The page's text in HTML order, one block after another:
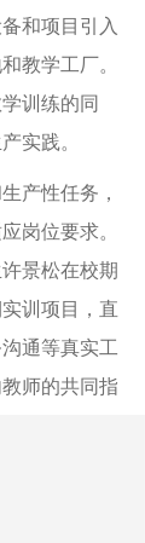
和项目引入
教学工厂。
训练的同
实践。
产性任务，
岗位要求。
景松在校期
训项目，直
通等真实工
师的共同指